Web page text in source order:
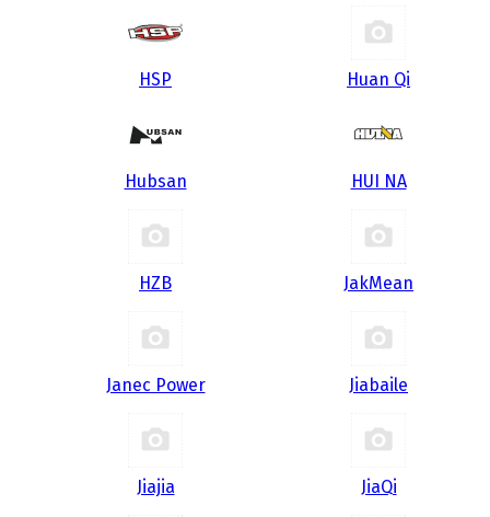
HSP Huan Qi
Hubsan HUI NA
HZB JakMean
Janec Power Jiabaile
Jiajia JiaQi